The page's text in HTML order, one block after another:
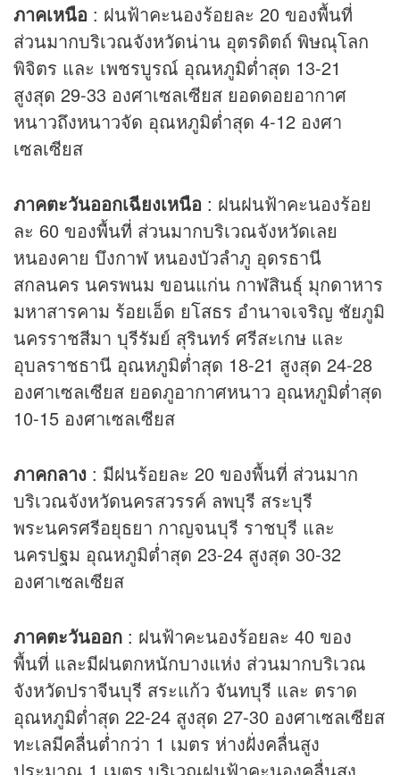
ภาคเหนือ : ฝนฟ้าคะนองร้อยละ 20 ของพื้นที่
ส่วนมากบริเวณจังหวัดน่าน อุตรดิตถ์ พิษณุโลก
พิจิตร และ เพชรบูรณ์ อุณหภูมิต่ำสุด 13-21
สูงสุด 29-33 องศาเซลเซียส ยอดดอยอากาศ
หนาวถึงหนาวจัด อุณหภูมิต่ำสุด 4-12 องศา
เซลเซียส
ภาคตะวันออกเฉียงเหนือ : ฝนฝนฟ้าคะนองร้อย
ละ 60 ของพื้นที่ ส่วนมากบริเวณจังหวัดเลย
หนองคาย บึงกาฬ หนองบัวลำภู อุดรธานี
สกลนคร นครพนม ขอนแก่น กาฬสินธุ์ มุกดาหาร
มหาสารคาม ร้อยเอ็ด ยโสธร อำนาจเจริญ ชัยภูมิ
นครราชสีมา บุรีรัมย์ สุรินทร์ ศรีสะเกษ และ
อุบลราชธานี อุณหภูมิต่ำสุด 18-21 สูงสุด 24-28
องศาเซลเซียส ยอดภูอากาศหนาว อุณหภูมิต่ำสุด
10-15 องศาเซลเซียส
ภาคกลาง : มีฝนร้อยละ 20 ของพื้นที่ ส่วนมาก
บริเวณจังหวัดนครสวรรค์ ลพบุรี สระบุรี
พระนครศรีอยุธยา กาญจนบุรี ราชบุรี และ
นครปฐม อุณหภูมิต่ำสุด 23-24 สูงสุด 30-32
องศาเซลเซียส
ภาคตะวันออก : ฝนฟ้าคะนองร้อยละ 40 ของ
พื้นที่ และมีฝนตกหนักบางแห่ง ส่วนมากบริเวณ
จังหวัดปราจีนบุรี สระแก้ว จันทบุรี และ ตราด
อุณหภูมิต่ำสุด 22-24 สูงสุด 27-30 องศาเซลเซียส
ทะเลมีคลื่นต่ำกว่า 1 เมตร ห่างฝั่งคลื่นสูง